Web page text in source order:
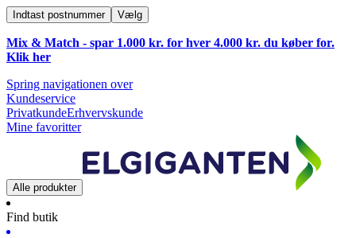
Indtast postnummer Vælg
Mix & Match - spar 1.000 kr. for hver 4.000 kr. du køber for.
Klik her
Spring navigationen over
Kundeservice
PrivatkundeErhvervskunde
Mine favoritter
Alle produkter
Find butik